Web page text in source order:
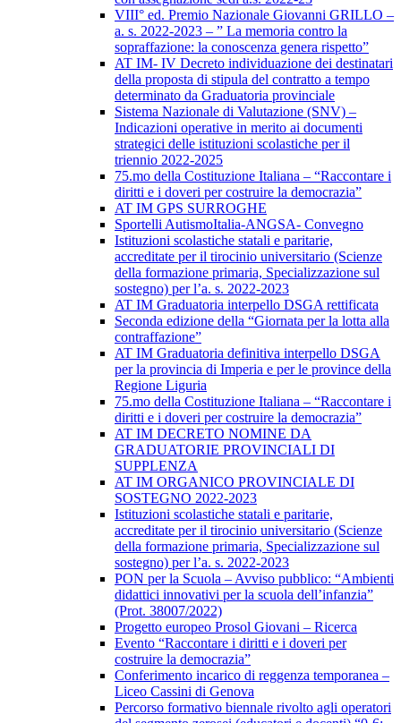
VIII° ed. Premio Nazionale Giovanni GRILLO –
a. s. 2022-2023 – ” La memoria contro la
sopraffazione: la conoscenza genera rispetto”
AT IM- IV Decreto individuazione dei destinatari
della proposta di stipula del contratto a tempo
determinato da Graduatoria provinciale
Sistema Nazionale di Valutazione (SNV) –
Indicazioni operative in merito ai documenti
strategici delle istituzioni scolastiche per il
triennio 2022-2025
75.mo della Costituzione Italiana – “Raccontare i
diritti e i doveri per costruire la democrazia”
AT IM GPS SURROGHE
Sportelli AutismoItalia-ANGSA- Convegno
Istituzioni scolastiche statali e paritarie,
accreditate per il tirocinio universitario (Scienze
della formazione primaria, Specializzazione sul
sostegno) per l’a. s. 2022-2023
AT IM Graduatoria interpello DSGA rettificata
Seconda edizione della “Giornata per la lotta alla
contraffazione”
AT IM Graduatoria definitiva interpello DSGA
per la provincia di Imperia e per le province della
Regione Liguria
75.mo della Costituzione Italiana – “Raccontare i
diritti e i doveri per costruire la democrazia”
AT IM DECRETO NOMINE DA
GRADUATORIE PROVINCIALI DI
SUPPLENZA
AT IM ORGANICO PROVINCIALE DI
SOSTEGNO 2022-2023
Istituzioni scolastiche statali e paritarie,
accreditate per il tirocinio universitario (Scienze
della formazione primaria, Specializzazione sul
sostegno) per l’a. s. 2022-2023
PON per la Scuola – Avviso pubblico: “Ambienti
didattici innovativi per la scuola dell’infanzia”
(Prot. 38007/2022)
Progetto europeo Prosol Giovani – Ricerca
Evento “Raccontare i diritti e i doveri per
costruire la democrazia”
Conferimento incarico di reggenza temporanea –
Liceo Cassini di Genova
Percorso formativo biennale rivolto agli operatori